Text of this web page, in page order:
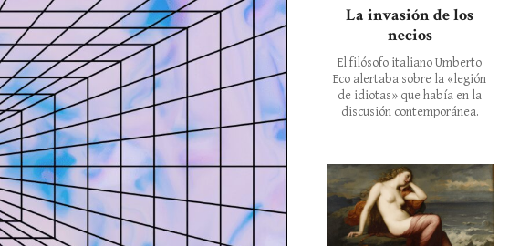
La invasión de los
necios
El filósofo italiano Umberto
Eco alertaba sobre la «legión
de idiotas» que había en la
discusión contemporánea.